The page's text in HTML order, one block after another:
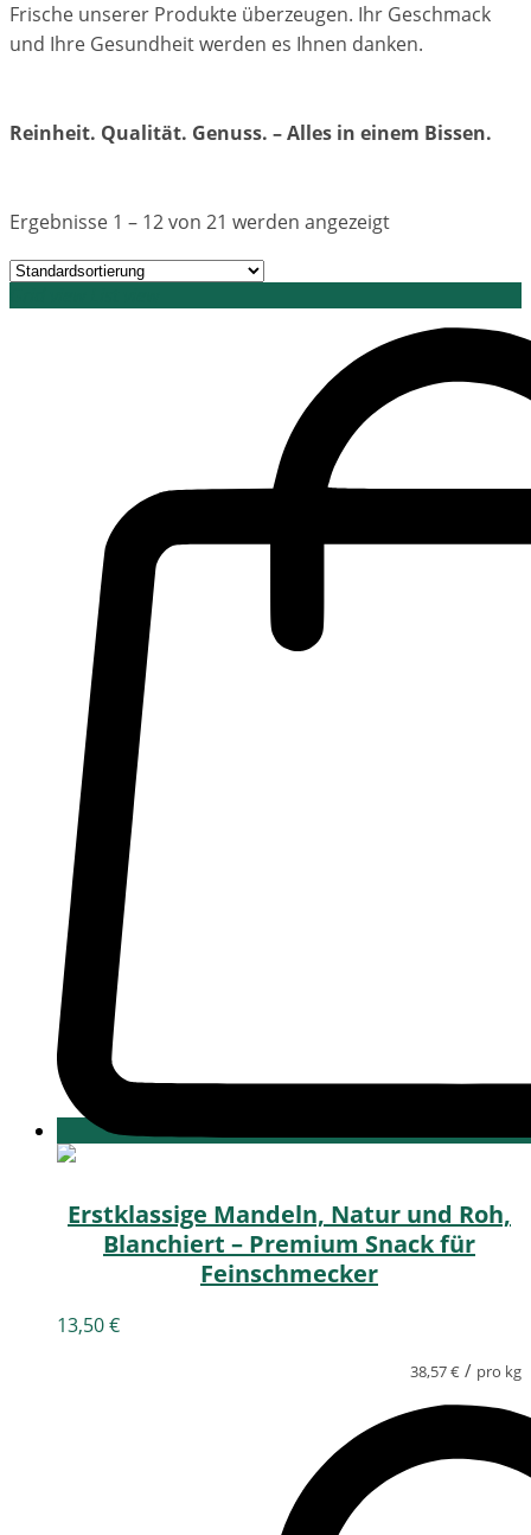
Frische unserer Produkte überzeugen. Ihr Geschmack
und Ihre Gesundheit werden es Ihnen danken.
Reinheit. Qualität. Genuss. – Alles in einem Bissen.
Ergebnisse 1 – 12 von 21 werden angezeigt
Erstklassige Mandeln, Natur und Roh,
Blanchiert – Premium Snack für
Feinschmecker
13,50€
38,57€ / pro kg